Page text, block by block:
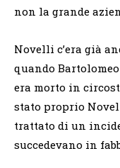
non la grande
Novelli c’era già
quando
era morto in
stato proprio
trattato di un
succedevano in